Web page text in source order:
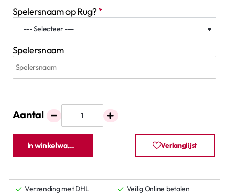
Spelersnaam op Rug?
Spelersnaam
Aantal
In winkelwagen Verlanglijst
Verzending met DHL
Veilig Online betalen